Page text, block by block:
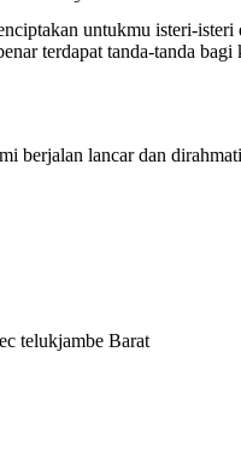
untukmu isteri-
terdapat tanda-tanda
berjalan lancar dan
telukjambe Barat